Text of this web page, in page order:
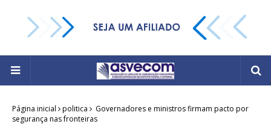
Página inicial politica
Governadores e ministros firmam pacto por
segurança nas fronteiras